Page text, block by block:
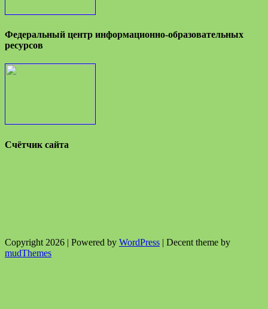
Федеральный центр информационно-образовательных
ресурсов
Счётчик сайта
Copyright 2026 | Powered by WordPress | Decent theme by
mudThemes